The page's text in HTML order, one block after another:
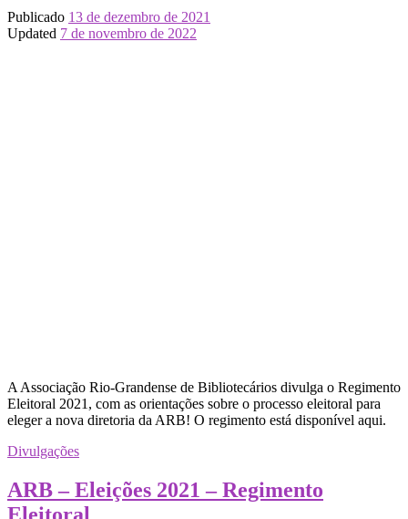
Publicado 13 de dezembro de 2021
Updated 7 de novembro de 2022
A Associação Rio-Grandense de Bibliotecários divulga o Regimento
Eleitoral 2021, com as orientações sobre o processo eleitoral para
eleger a nova diretoria da ARB! O regimento está disponível aqui.
Divulgações
ARB – Eleições 2021 – Regimento